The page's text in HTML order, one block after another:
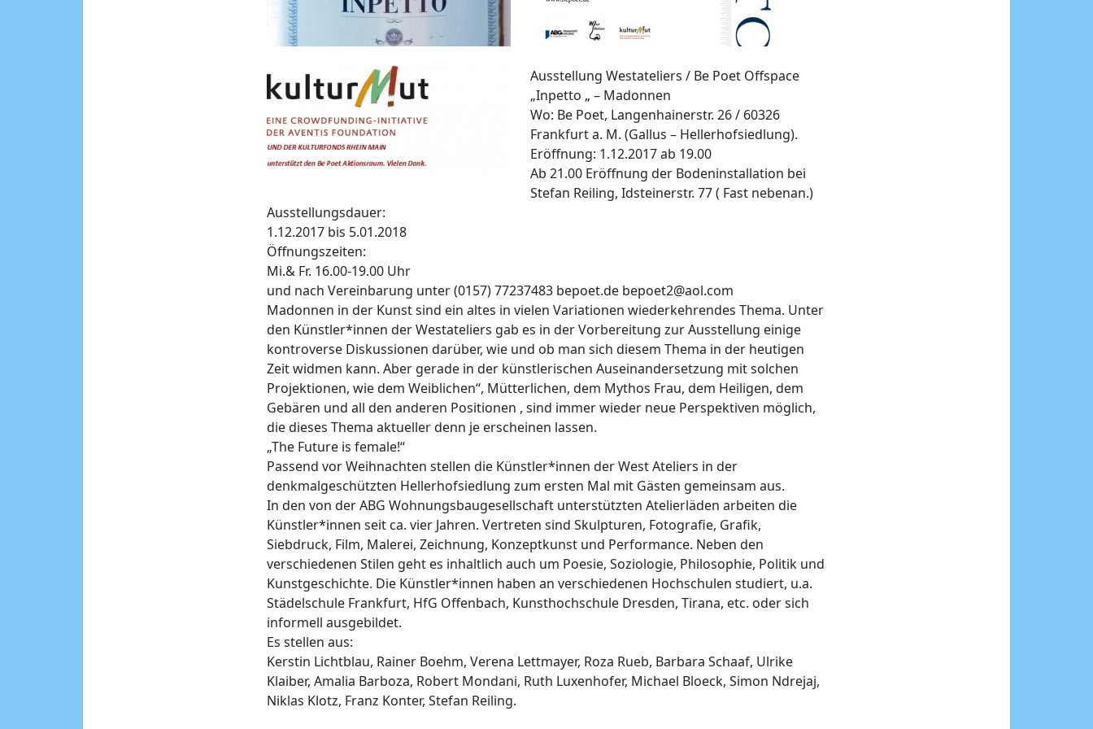
Ausstellung Westateliers / Be Poet Offspace
„Inpetto „ – Madonnen
Wo: Be Poet, Langenhainerstr. 26 / 60326
Frankfurt a. M. (Gallus – Hellerhofsiedlung).
Eröffnung: 1.12.2017 ab 19.00
Ab 21.00 Eröffnung der Bodeninstallation bei
Stefan Reiling, Idsteinerstr. 77 ( Fast nebenan.)
Ausstellungsdauer:
1.12.2017 bis 5.01.2018
Öffnungszeiten:
Mi.& Fr. 16.00-19.00 Uhr
und nach Vereinbarung unter (0157) 77237483 bepoet.de bepoet2@aol.com
Madonnen in der Kunst sind ein altes in vielen Variationen wiederkehrendes Thema. Unter
den Künstler*innen der Westateliers gab es in der Vorbereitung zur Ausstellung einige
kontroverse Diskussionen darüber, wie und ob man sich diesem Thema in der heutigen
Zeit widmen kann. Aber gerade in der künstlerischen Auseinandersetzung mit solchen
Projektionen, wie dem Weiblichen“, Mütterlichen, dem Mythos Frau, dem Heiligen, dem
Gebären und all den anderen Positionen , sind immer wieder neue Perspektiven möglich,
die dieses Thema aktueller denn je erscheinen lassen.
„The Future is female!“
Passend vor Weihnachten stellen die Künstler*innen der West Ateliers in der
denkmalgeschützten Hellerhofsiedlung zum ersten Mal mit Gästen gemeinsam aus.
In den von der ABG Wohnungsbaugesellschaft unterstützten Atelierläden arbeiten die
Künstler*innen seit ca. vier Jahren. Vertreten sind Skulpturen, Fotografie, Grafik,
Siebdruck, Film, Malerei, Zeichnung, Konzeptkunst und Performance. Neben den
verschiedenen Stilen geht es inhaltlich auch um Poesie, Soziologie, Philosophie, Politik und
Kunstgeschichte. Die Künstler*innen haben an verschiedenen Hochschulen studiert, u.a.
Städelschule Frankfurt, HfG Offenbach, Kunsthochschule Dresden, Tirana, etc. oder sich
informell ausgebildet.
Es stellen aus:
Kerstin Lichtblau, Rainer Boehm, Verena Lettmayer, Roza Rueb, Barbara Schaaf, Ulrike
Klaiber, Amalia Barboza, Robert Mondani, Ruth Luxenhofer, Michael Bloeck, Simon Ndrejaj,
Niklas Klotz, Franz Konter, Stefan Reiling.